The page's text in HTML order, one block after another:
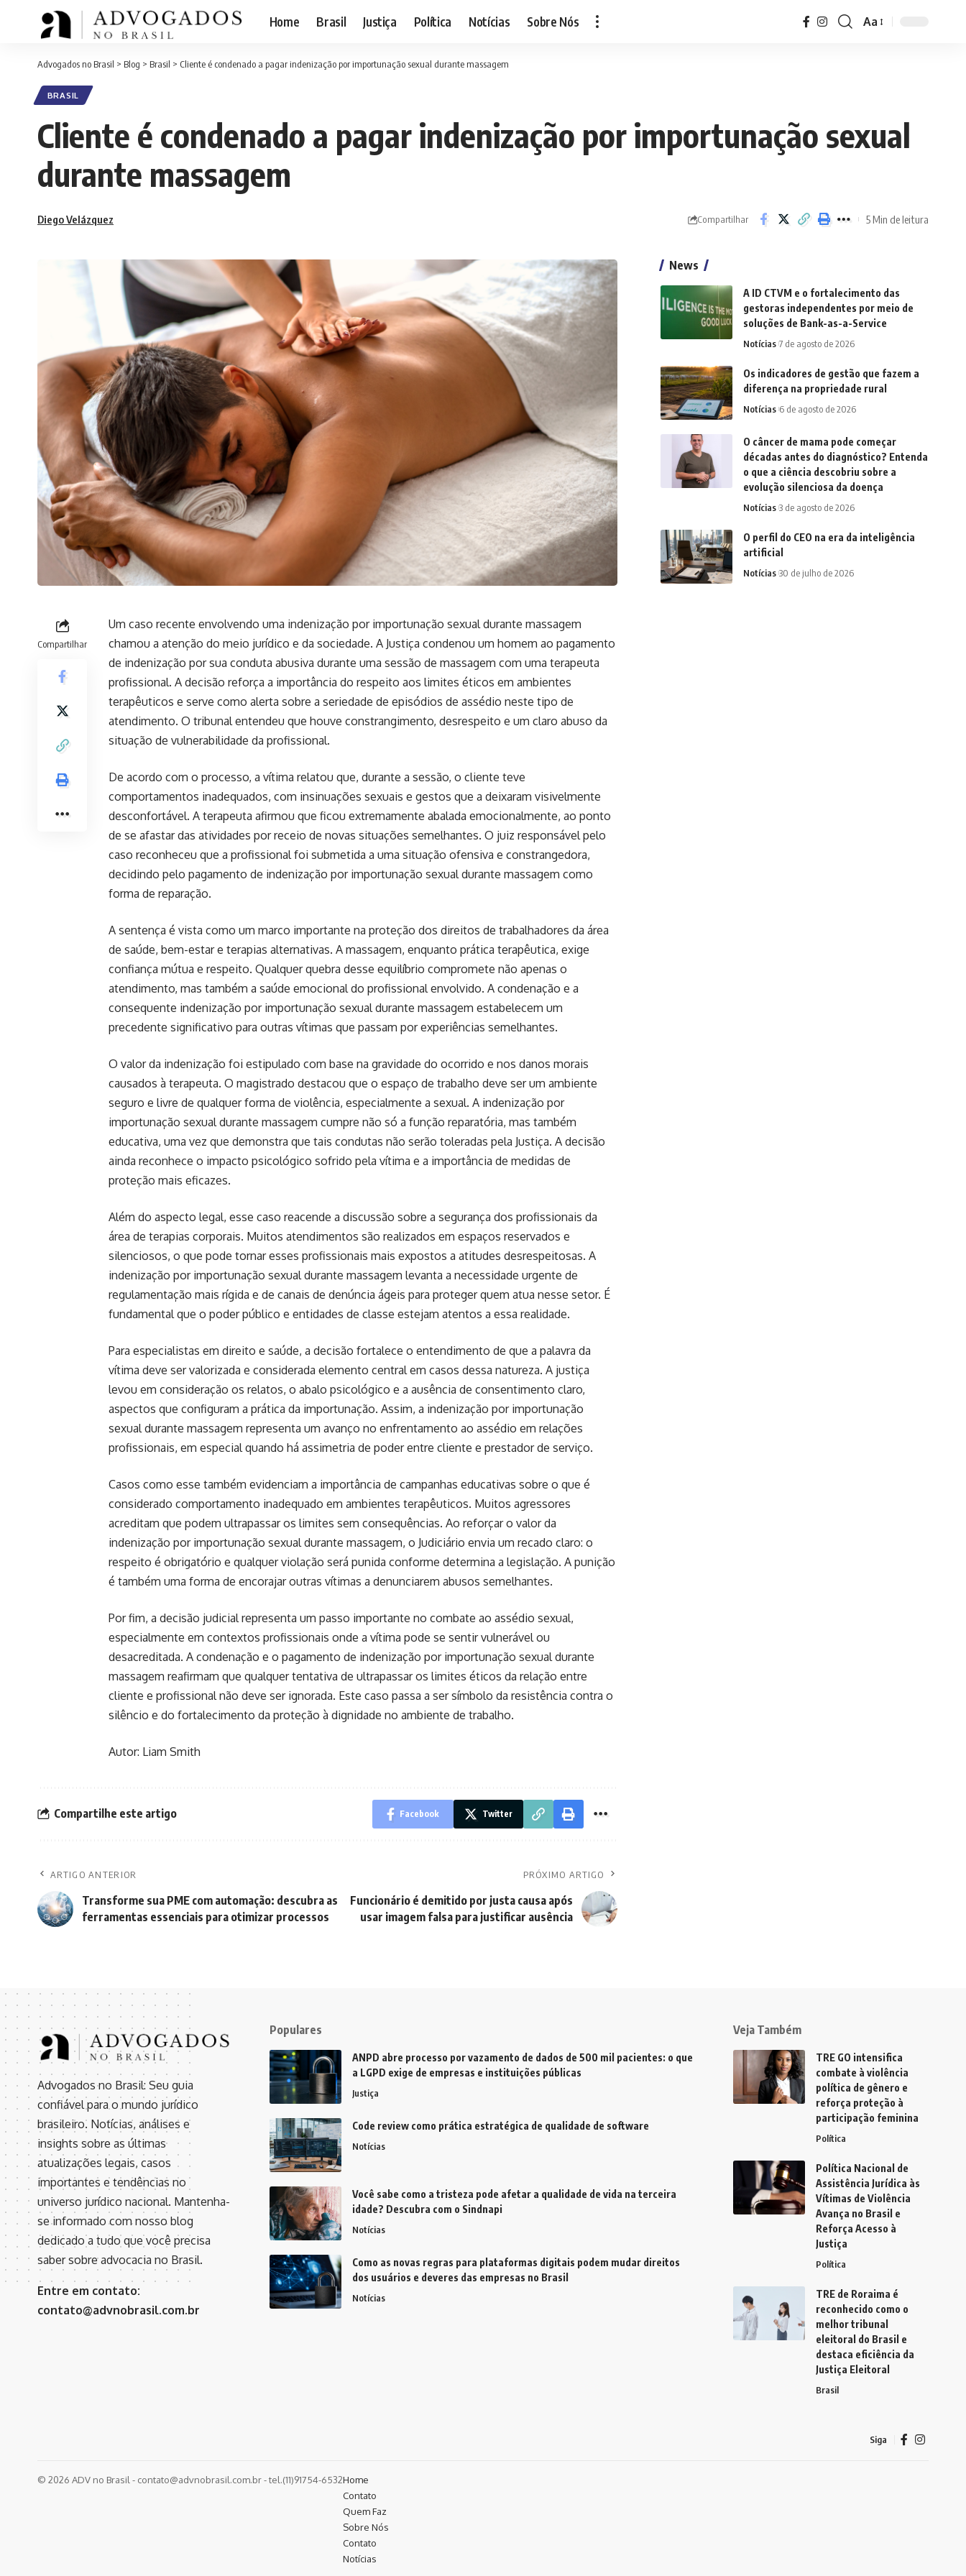
Home Brasil Justiça Política Notícias Sobre Nós Aa
Advogados no Brasil > Blog > Brasil > Cliente é condenado a pagar indenização por importunação sexual durante massagem
BRASIL
Cliente é condenado a pagar indenização por importunação sexual
durante massagem
Diego Velázquez Compartilhar 5 Min de leitura
Compartilhar
Um caso recente envolvendo uma indenização por importunação sexual durante massagem
chamou a atenção do meio jurídico e da sociedade. A Justiça condenou um homem ao pagamento
de indenização por sua conduta abusiva durante uma sessão de massagem com uma terapeuta
profissional. A decisão reforça a importância do respeito aos limites éticos em ambientes
terapêuticos e serve como alerta sobre a seriedade de episódios de assédio neste tipo de
atendimento. O tribunal entendeu que houve constrangimento, desrespeito e um claro abuso da
situação de vulnerabilidade da profissional.
De acordo com o processo, a vítima relatou que, durante a sessão, o cliente teve
comportamentos inadequados, com insinuações sexuais e gestos que a deixaram visivelmente
desconfortável. A terapeuta afirmou que ficou extremamente abalada emocionalmente, ao ponto
de se afastar das atividades por receio de novas situações semelhantes. O juiz responsável pelo
caso reconheceu que a profissional foi submetida a uma situação ofensiva e constrangedora,
decidindo pelo pagamento de indenização por importunação sexual durante massagem como
forma de reparação.
A sentença é vista como um marco importante na proteção dos direitos de trabalhadores da área
de saúde, bem-estar e terapias alternativas. A massagem, enquanto prática terapêutica, exige
confiança mútua e respeito. Qualquer quebra desse equilíbrio compromete não apenas o
atendimento, mas também a saúde emocional do profissional envolvido. A condenação e a
consequente indenização por importunação sexual durante massagem estabelecem um
precedente significativo para outras vítimas que passam por experiências semelhantes.
O valor da indenização foi estipulado com base na gravidade do ocorrido e nos danos morais
causados à terapeuta. O magistrado destacou que o espaço de trabalho deve ser um ambiente
seguro e livre de qualquer forma de violência, especialmente a sexual. A indenização por
importunação sexual durante massagem cumpre não só a função reparatória, mas também
educativa, uma vez que demonstra que tais condutas não serão toleradas pela Justiça. A decisão
ainda reconhece o impacto psicológico sofrido pela vítima e a importância de medidas de
proteção mais eficazes.
Além do aspecto legal, esse caso reacende a discussão sobre a segurança dos profissionais da
área de terapias corporais. Muitos atendimentos são realizados em espaços reservados e
silenciosos, o que pode tornar esses profissionais mais expostos a atitudes desrespeitosas. A
indenização por importunação sexual durante massagem levanta a necessidade urgente de
regulamentação mais rígida e de canais de denúncia ágeis para proteger quem atua nesse setor. É
fundamental que o poder público e entidades de classe estejam atentos a essa realidade.
Para especialistas em direito e saúde, a decisão fortalece o entendimento de que a palavra da
vítima deve ser valorizada e considerada elemento central em casos dessa natureza. A justiça
levou em consideração os relatos, o abalo psicológico e a ausência de consentimento claro,
aspectos que configuram a prática da importunação. Assim, a indenização por importunação
sexual durante massagem representa um avanço no enfrentamento ao assédio em relações
profissionais, em especial quando há assimetria de poder entre cliente e prestador de serviço.
Casos como esse também evidenciam a importância de campanhas educativas sobre o que é
considerado comportamento inadequado em ambientes terapêuticos. Muitos agressores
acreditam que podem ultrapassar os limites sem consequências. Ao reforçar o valor da
indenização por importunação sexual durante massagem, o Judiciário envia um recado claro: o
respeito é obrigatório e qualquer violação será punida conforme determina a legislação. A punição
é também uma forma de encorajar outras vítimas a denunciarem abusos semelhantes.
Por fim, a decisão judicial representa um passo importante no combate ao assédio sexual,
especialmente em contextos profissionais onde a vítima pode se sentir vulnerável ou
desacreditada. A condenação e o pagamento de indenização por importunação sexual durante
massagem reafirmam que qualquer tentativa de ultrapassar os limites éticos da relação entre
cliente e profissional não deve ser ignorada. Este caso passa a ser símbolo da resistência contra o
silêncio e do fortalecimento da proteção à dignidade no ambiente de trabalho.
Autor: Liam Smith
Compartilhe este artigo Facebook Twitter
ARTIGO ANTERIOR
Transforme sua PME com automação: descubra as
ferramentas essenciais para otimizar processos
PRÓXIMO ARTIGO
Funcionário é demitido por justa causa após
usar imagem falsa para justificar ausência
News
A ID CTVM e o fortalecimento das
gestoras independentes por meio de
soluções de Bank-as-a-Service
Notícias 7 de agosto de 2026
Os indicadores de gestão que fazem a
diferença na propriedade rural
Notícias 6 de agosto de 2026
O câncer de mama pode começar
décadas antes do diagnóstico? Entenda
o que a ciência descobriu sobre a
evolução silenciosa da doença
Notícias 3 de agosto de 2026
O perfil do CEO na era da inteligência
artificial
Notícias 30 de julho de 2026
Advogados no Brasil: Seu guia
confiável para o mundo jurídico
brasileiro. Notícias, análises e
insights sobre as últimas
atualizações legais, casos
importantes e tendências no
universo jurídico nacional. Mantenha-
se informado com nosso blog
dedicado a tudo que você precisa
saber sobre advocacia no Brasil.
Entre em contato:
contato@advnobrasil.com.br
Populares
ANPD abre processo por vazamento de dados de 500 mil pacientes: o que
a LGPD exige de empresas e instituições públicas
Justiça
Code review como prática estratégica de qualidade de software
Notícias
Você sabe como a tristeza pode afetar a qualidade de vida na terceira
idade? Descubra com o Sindnapi
Notícias
Como as novas regras para plataformas digitais podem mudar direitos
dos usuários e deveres das empresas no Brasil
Notícias
Veja Também
TRE GO intensifica
combate à violência
política de gênero e
reforça proteção à
participação feminina
Política
Política Nacional de
Assistência Jurídica às
Vítimas de Violência
Avança no Brasil e
Reforça Acesso à
Justiça
Política
TRE de Roraima é
reconhecido como o
melhor tribunal
eleitoral do Brasil e
destaca eficiência da
Justiça Eleitoral
Brasil
Siga
© 2026 ADV no Brasil - contato@advnobrasil.com.br- tel.(11)91754-6532Home
Contato
Quem Faz
Sobre Nós
Contato
Notícias